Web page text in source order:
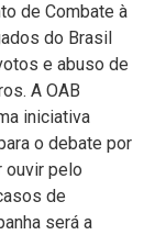
de Combate à
do Brasil
e abuso de
A OAB
iniciativa
o debate por
ouvir pelo
de
será a